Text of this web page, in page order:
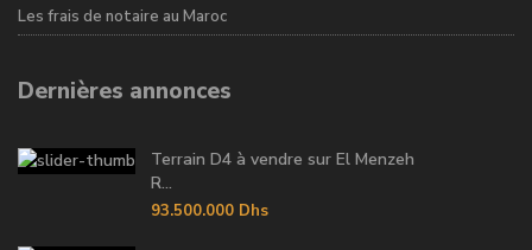
Les frais de notaire au Maroc
Dernières annonces
Terrain D4 à vendre sur El Menzeh
R...
93.500.000 Dhs